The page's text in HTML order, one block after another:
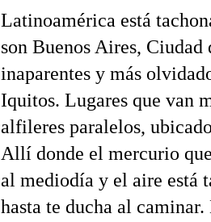
Latinoamérica está
son Buenos Aires,
inaparentes y más
Iquitos. Lugares que van
alfileres paralelos,
Allí donde el mercurio
al mediodía y el aire está
hasta te ducha al